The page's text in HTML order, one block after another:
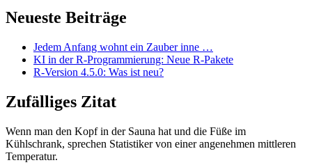
Neueste Beiträge
Jedem Anfang wohnt ein Zauber inne …
KI in der R-Programmierung: Neue R-Pakete
R-Version 4.5.0: Was ist neu?
Zufälliges Zitat
Wenn man den Kopf in der Sauna hat und die Füße im
Kühlschrank, sprechen Statistiker von einer angenehmen mittleren
Temperatur.